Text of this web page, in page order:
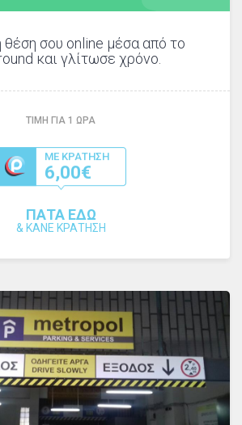
θέση σου online μέσα από το
και γλίτωσε χρόνο.
ΤΙΜΗ ΓΙΑ 1 ΩΡΑ
ΜΕ ΚΡΑΤΗΣΗ
6,00€
ΠΑΤΑ ΕΔΩ
& ΚΑΝΕ ΚΡΑΤΗΣΗ